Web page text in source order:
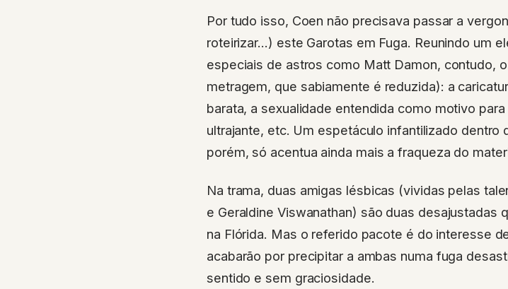
roteirizar…) este Garotas em Fuga. Reunindo um
especiais de astros como Matt Damon, contudo,
metragem, que sabiamente é reduzida): a
barata, a sexualidade entendida como motivo para
ultrajante, etc. Um espetáculo infantilizado dentro
porém, só acentua ainda mais a fraqueza do
e Geraldine Viswanathan) são duas desajustadas
na Flórida. Mas o referido pacote é do interesse
acabarão por precipitar a ambas numa fuga
sentido e sem graciosidade.